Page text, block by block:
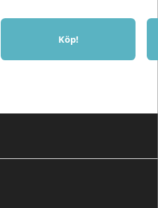
Köp!